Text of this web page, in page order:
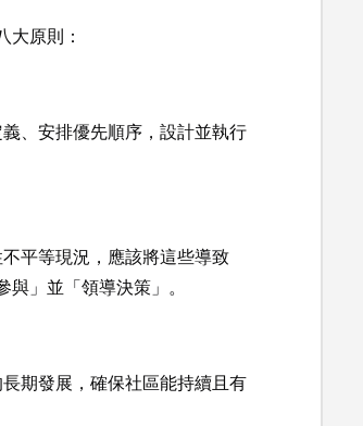
原則：
、安排優先順序，設計並執行
平等現況，應該將這些導致
」並「領導決策」。
期發展，確保社區能持續且有